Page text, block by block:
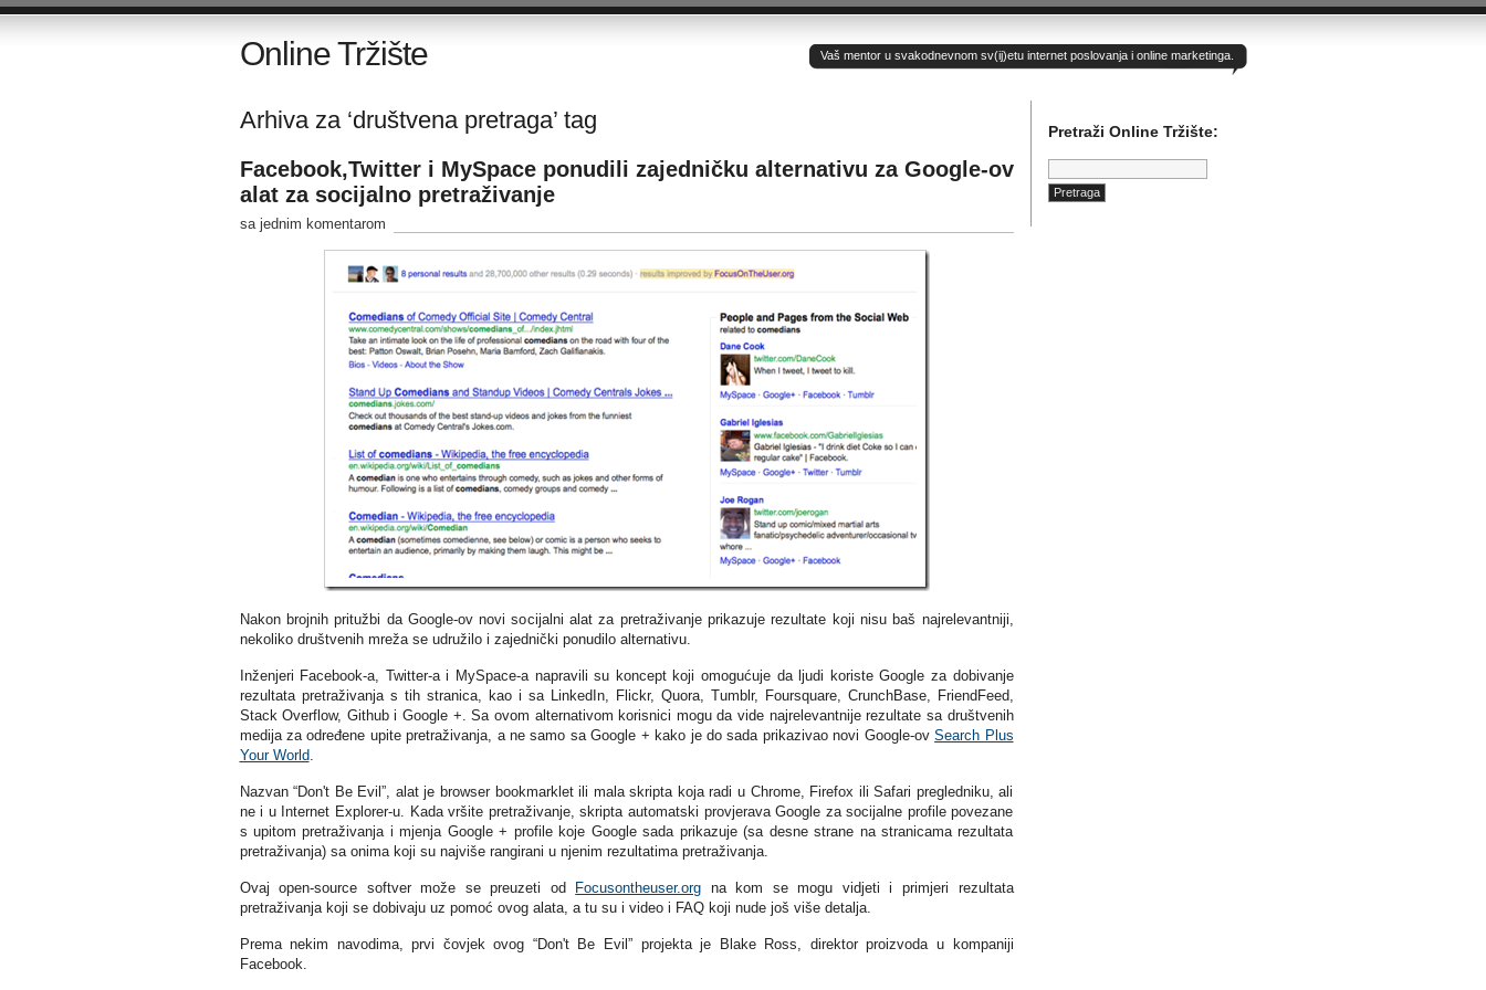
Online Tržište Vaš mentor u svakodnevnom sv(ij)etu internet poslovanja i online marketinga.
Arhiva za ‘društvena pretraga’ tag
Facebook,Twitter i MySpace ponudili zajedničku alternativu za Google-ov
alat za socijalno pretraživanje
sa jednim komentarom
Nakon brojnih pritužbi da Google-ov novi socijalni alat za pretraživanje prikazuje rezultate koji nisu baš najrelevantniji,
nekoliko društvenih mreža se udružilo i zajednički ponudilo alternativu.
Inženjeri Facebook-a, Twitter-a i MySpace-a napravili su koncept koji omogućuje da ljudi koriste Google za dobivanje
rezultata pretraživanja s tih stranica, kao i sa LinkedIn, Flickr, Quora, Tumblr, Foursquare, CrunchBase, FriendFeed,
Stack Overflow, Github i Google +. Sa ovom alternativom korisnici mogu da vide najrelevantnije rezultate sa društvenih
medija za određene upite pretraživanja, a ne samo sa Google + kako je do sada prikazivao novi Google-ovSearch Plus
Your World.
Nazvan “Don't Be Evil”, alat je browser bookmarklet ili mala skripta koja radi u Chrome, Firefox ili Safari pregledniku, ali
ne i u Internet Explorer-u. Kada vršite pretraživanje, skripta automatski provjerava Google za socijalne profile povezane
s upitom pretraživanja i mjenja Google + profile koje Google sada prikazuje (sa desne strane na stranicama rezultata
pretraživanja) sa onima koji su najviše rangirani u njenim rezultatima pretraživanja.
Ovaj open-source softver može se preuzeti od Focusontheuser.org na kom se mogu vidjeti i primjeri rezultata
pretraživanja koji se dobivaju uz pomoć ovog alata, a tu su i video i FAQ koji nude još više detalja.
Prema nekim navodima, prvi čovjek ovog “Don't Be Evil” projekta je Blake Ross, direktor proizvoda u kompaniji
Facebook.
Pretraži Online Tržište:
Pretraga: